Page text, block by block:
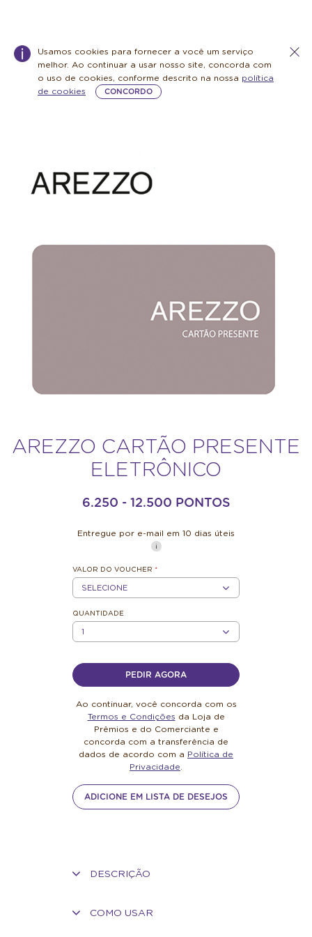
Usamos cookies para fornecer a você um serviço
melhor. Ao continuar a usar nosso site, concorda com
o uso de cookies, conforme descrito na nossa política
de cookies
CONCORDO
AREZZO CARTÃO PRESENTE
ELETRÔNICO
6.250 - 12.500 PONTOS
Entregue por e-mail em 10 dias úteis
VALOR DO VOUCHER *
QUANTIDADE
PEDIR AGORA
Ao continuar, você concorda com os
Termos e Condições da Loja de
Prêmios e do Comerciante e
concorda com a transferência de
dados de acordo com a Política de
Privacidade
ADICIONE EM LISTA DE DESEJOS
DESCRIÇÃO
COMO USAR